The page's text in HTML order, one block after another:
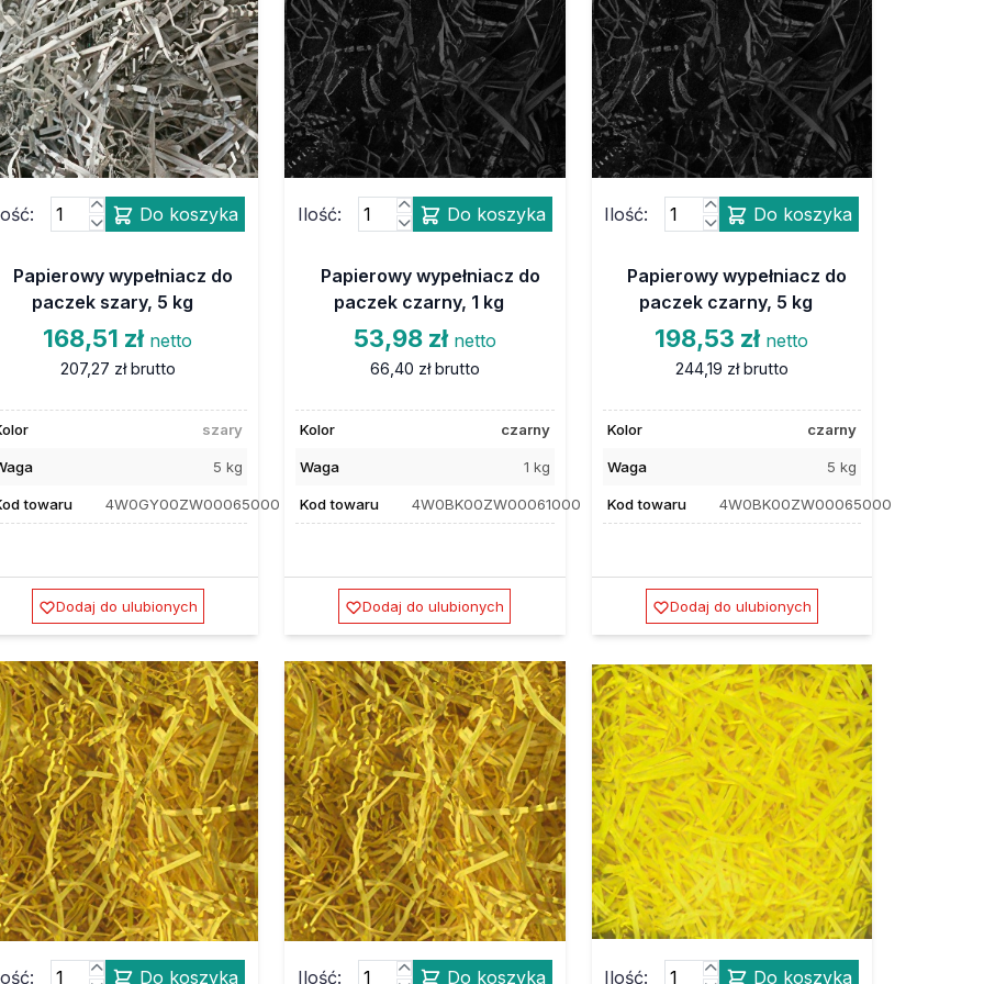
Do koszyka
Papierowy wypełniacz do
paczek szary, 5 kg
168,51 zł netto
207,27 zł brutto
szary
5 kg
towaru 4W0GY00ZW00065000
Dodaj do ulubionych
Ilość: Do koszyka
Papierowy wypełniacz do
paczek czarny, 1 kg
53,98 zł netto
66,40 zł brutto
Kolor czarny
Waga 1 kg
Kod towaru 4W0BK00ZW00061000
Dodaj do ulubionych
Ilość: Do koszyka
Papierowy wypełniacz do
paczek czarny, 5 kg
198,53 zł netto
244,19 zł brutto
Kolor czarny
Waga 5 kg
Kod towaru 4W0BK00ZW00065000
Dodaj do ulubionych
Do koszyka Ilość: Do koszyka Ilość: Do koszyka